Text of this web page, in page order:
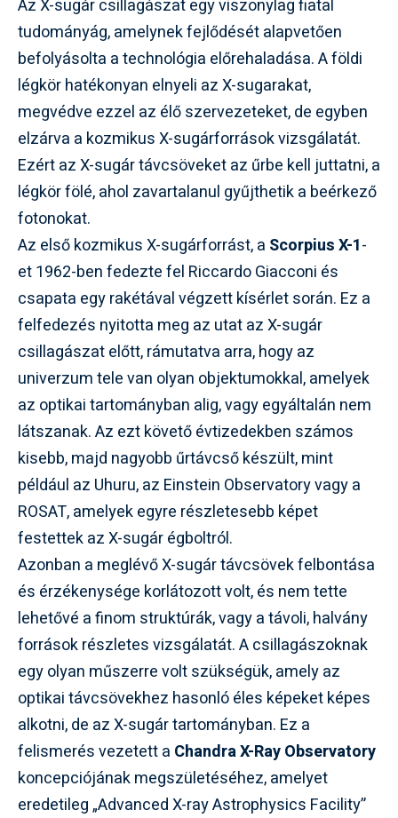
Az X-sugár csillagászat egy viszonylag fiatal
tudományág, amelynek fejlődését alapvetően
befolyásolta a technológia előrehaladása. A földi
légkör hatékonyan elnyeli az X-sugarakat,
megvédve ezzel az élő szervezeteket, de egyben
elzárva a kozmikus X-sugárforrások vizsgálatát.
Ezért az X-sugár távcsöveket az űrbe kell juttatni, a
légkör fölé, ahol zavartalanul gyűjthetik a beérkező
fotonokat.
Az első kozmikus X-sugárforrást, a Scorpius X-1-
et 1962-ben fedezte fel Riccardo Giacconi és
csapata egy rakétával végzett kísérlet során. Ez a
felfedezés nyitotta meg az utat az X-sugár
csillagászat előtt, rámutatva arra, hogy az
univerzum tele van olyan objektumokkal, amelyek
az optikai tartományban alig, vagy egyáltalán nem
látszanak. Az ezt követő évtizedekben számos
kisebb, majd nagyobb űrtávcső készült, mint
például az Uhuru, az Einstein Observatory vagy a
ROSAT, amelyek egyre részletesebb képet
festettek az X-sugár égboltról.
Azonban a meglévő X-sugár távcsövek felbontása
és érzékenysége korlátozott volt, és nem tette
lehetővé a finom struktúrák, vagy a távoli, halvány
források részletes vizsgálatát. A csillagászoknak
egy olyan műszerre volt szükségük, amely az
optikai távcsövekhez hasonló éles képeket képes
alkotni, de az X-sugár tartományban. Ez a
felismerés vezetett a Chandra X-Ray Observatory
koncepciójának megszületéséhez, amelyet
eredetileg „Advanced X-ray Astrophysics Facility”